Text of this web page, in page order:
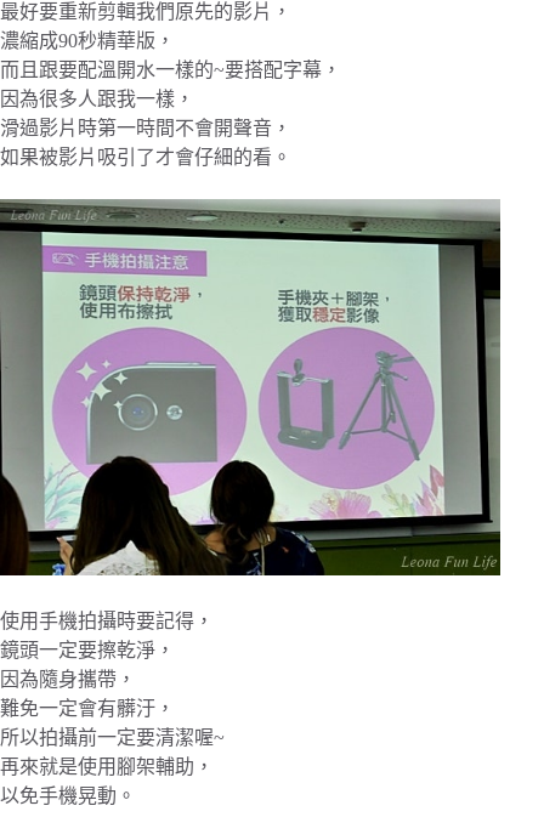
最好要重新剪輯我們原先的影片，
濃縮成90秒精華版，
而且跟要配溫開水一樣的~要搭配字幕，
因為很多人跟我一樣，
滑過影片時第一時間不會開聲音，
如果被影片吸引了才會仔細的看。
使用手機拍攝時要記得，
鏡頭一定要擦乾淨，
因為隨身攜帶，
難免一定會有髒汙，
所以拍攝前一定要清潔喔~
再來就是使用腳架輔助，
以免手機晃動。